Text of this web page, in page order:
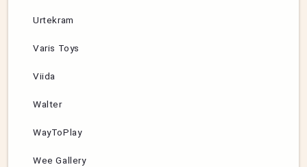
Urtekram
Varis Toys
Viida
Walter
WayToPlay
Wee Gallery